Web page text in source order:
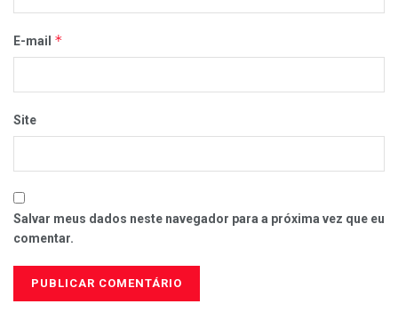
E-mail *
Site
Salvar meus dados neste navegador para a próxima vez que eu
comentar.